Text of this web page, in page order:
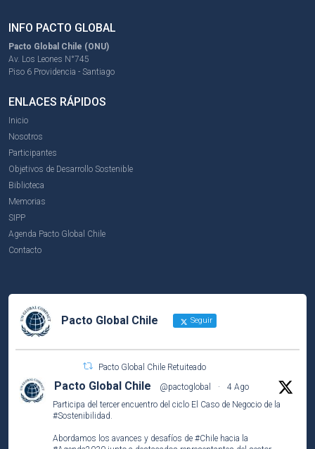
INFO PACTO GLOBAL
Pacto Global Chile (ONU)
Av. Los Leones N°745
Piso 6 Providencia - Santiago
ENLACES RÁPIDOS
Inicio
Nosotros
Participantes
Objetivos de Desarrollo Sostenible
Biblioteca
Memorias
SIPP
Agenda Pacto Global Chile
Contacto
Pacto Global Chile Seguir
Pacto Global Chile Retuiteado
Pacto Global Chile @pactoglobal ·
4 Ago
Participa del tercer encuentro del ciclo El Caso de Negocio de la
#Sostenibilidad.
Abordamos los avances y desafíos de #Chile hacia la